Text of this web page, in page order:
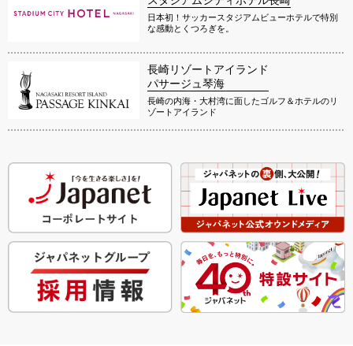
日本初！サッカースタジアムビューホテルで特別
な感動とくつろぎを。
長崎リゾートアイランド
パサージュ琴海
長崎の内海・大村湾に面したゴルフ＆ホテルのリ
ゾートアイランド